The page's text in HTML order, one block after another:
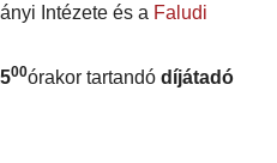
Intézete és a Faludi
00órakor tartandó díjátadó